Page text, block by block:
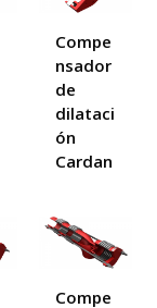
Compe
nsador
de
dilataci
ón
Cardan
Compe